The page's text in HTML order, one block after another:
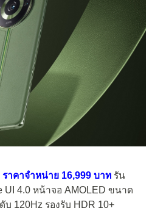
ราคาจำหน่าย 16,999 บาท รัน
UI 4.0 หน้าจอ AMOLED ขนาด
บ 120Hz รองรับ HDR 10+